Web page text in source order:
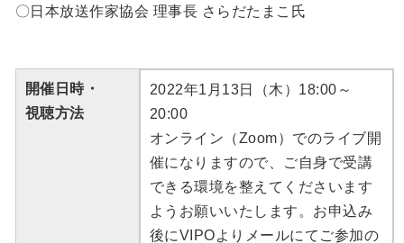
〇日本放送作家協会 理事長 さらだたまこ氏
開催日時・
視聴方法
2022年1月13日（木）18:00～
20:00
オンライン（Zoom）でのライブ開
催になりますので、ご自身で受講
できる環境を整えてくださいます
ようお願いいたします。お申込み
後にVIPOよりメールにてご参加の